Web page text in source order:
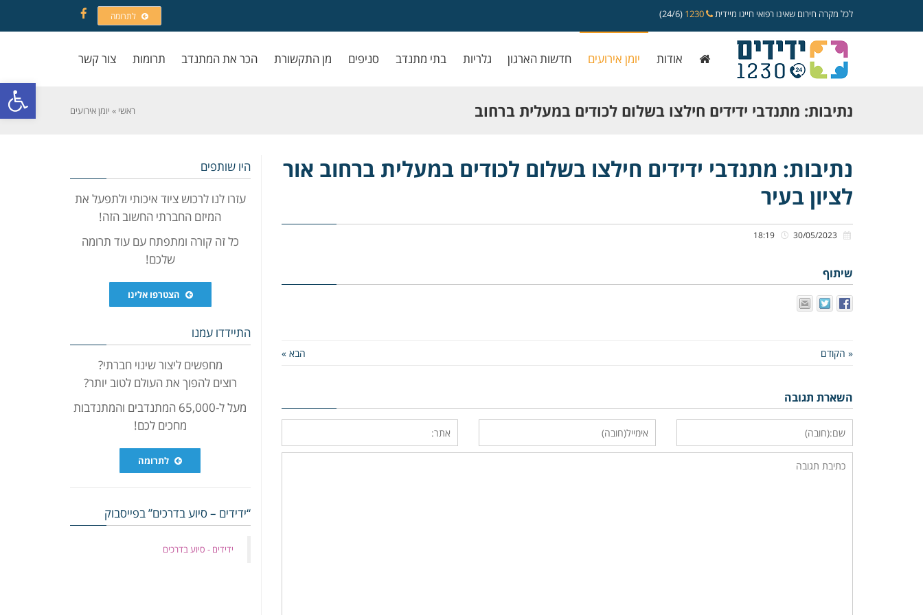
פתח
לכל מקרה חירום שאינו רפואי חייגו מיידית (24/6) לתרומה
Facebook
אודות יומן אירועים חדשות הארגון גלריות בתי מתנדב סניפים מן התקשורת הכר את המתנדב תרומות צור קשר
נתיבות: מתנדבי ידידים חילצו בשלום לכודים במעלית ברחוב
אור לציון בעיר
ראשי » יומן אירועים
נתיבות: מתנדבי ידידים חילצו בשלום לכודים במעלית ברחוב אור
לציון בעיר
שיתוף
« הקודם הבא »
השארת תגובה
היו שותפים
עזרו לנו לרכוש ציוד איכותי ולתפעל את
המיזם החברתי החשוב הזה!
כל זה קורה ומתפתח עם עוד תרומה
שלכם!
הצטרפו אלינו
התיידדו עמנו
מחפשים ליצור שינוי חברתי?
רוצים להפוך את העולם לטוב יותר?
מעל ל-65,000 המתנדבים והמתנדבות
מחכים לכם!
לתרומה
“ידידים – סיוע בדרכים” בפייסבוק
‏ידידים - סיוע בדרכים